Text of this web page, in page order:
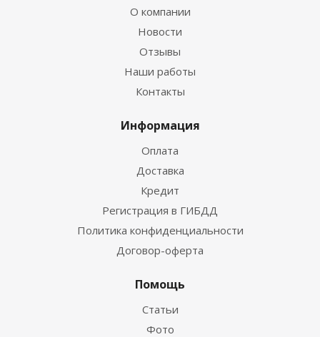
О компании
Новости
Отзывы
Наши работы
Контакты
Информация
Оплата
Доставка
Кредит
Регистрация в ГИБДД
Политика конфиденциальности
Договор-оферта
Помощь
Статьи
Фото